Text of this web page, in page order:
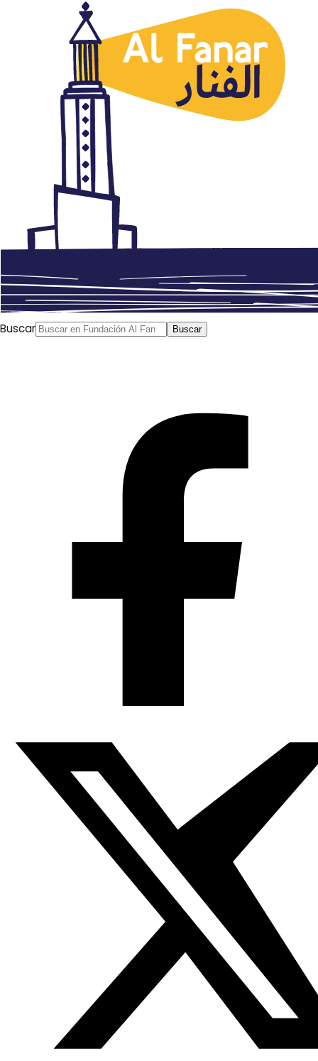
Buscar Buscar
El golpe excepcional en
Marruecos
noviembre 23, 2016 Autor: AlFanar
de tu país porque tu partido encabezó los resultados de
unas elecciones cuya transparencia no todos los
partidos han puesto en duda, y que se te prohíba
No se trata de preguntas virtuales sino reales que
reflejan la situación actual de Marruecos. El PJD, partido
islamista que dirigió el anterior gobierno, ganó las
elecciones del pasado mes de octubre y a su presidente,
y expresidente del anterior gabinete, el monarca
Mohamed VI le encargó la formación del nuevo ejecutivo
como estipula la Constitución del país. Pero 40 días
después el presidente del gobierno sigue sin poder
formar un gabinete porque los partidos que fueron
aliados suyos ayer (la mayoría de ellos partidos
administrativos, es decir, fabricados por el poder) y que
perdieron votos en los últimos comicios, están poniendo
condiciones imposibles para aceptar participar en el
próximo ejecutivo. (…).
Esta situación ha obligado al presidente del gobierno a
quedarse en casa porque sabe que esto no tiene que